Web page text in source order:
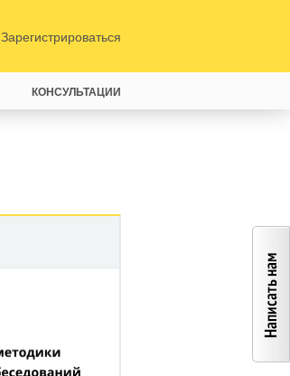
Зарегистрироваться
КОНСУЛЬТАЦИИ